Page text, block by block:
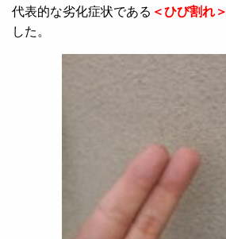
代表的な劣化症状である ＜ひび割れ＞
した。